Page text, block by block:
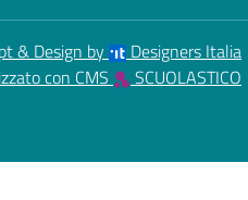
& Design by
Designers Italia
con CMS
SCUOLASTICO